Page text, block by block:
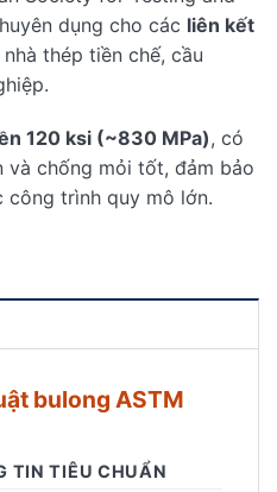
dụng cho các liên kết
nhà thép tiền chế, cầu
120 ksi (~830 MPa), có
và chống mỏi tốt, đảm bảo
công trình quy mô lớn.
bulong ASTM
TIN TIÊU CHUẨN